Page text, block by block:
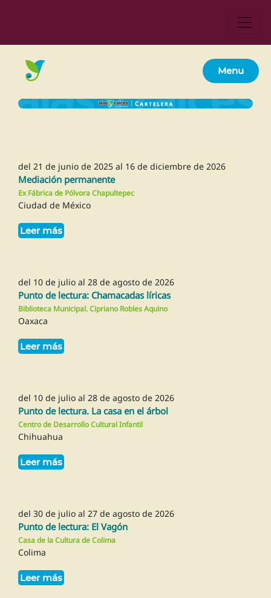
Menu
del 21 de junio de 2025 al 16 de diciembre de 2026
Mediación permanente
Ex Fábrica de Pólvora Chapultepec
Ciudad de México
Leer más
del 10 de julio al 28 de agosto de 2026
Punto de lectura: Chamacadas líricas
Biblioteca Municipal. Cipriano Robles Aquino
Oaxaca
Leer más
del 10 de julio al 28 de agosto de 2026
Punto de lectura. La casa en el árbol
Centro de Desarrollo Cultural Infantil
Chihuahua
Leer más
del 30 de julio al 27 de agosto de 2026
Punto de lectura: El Vagón
Casa de la Cultura de Colima
Colima
Leer más